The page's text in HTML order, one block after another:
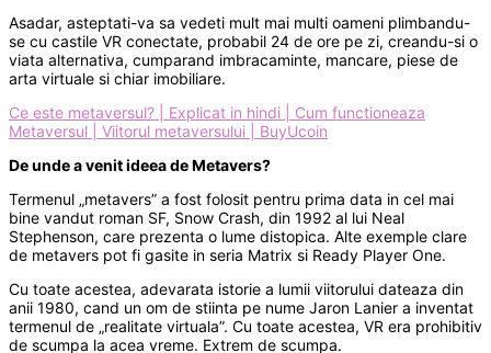
Asadar, asteptati-va sa vedeti mult mai multi oameni plimbandu-
se cu castile VR conectate, probabil 24 de ore pe zi, creandu-si o
viata alternativa, cumparand imbracaminte, mancare, piese de
arta virtuale si chiar imobiliare.
Ce este metaversul? | Explicat in hindi | Cum functioneaza
Metaversul | Viitorul metaversului | BuyUcoin
De unde a venit ideea de Metavers?
Termenul „metavers” a fost folosit pentru prima data in cel mai
bine vandut roman SF, Snow Crash, din 1992 al lui Neal
Stephenson, care prezenta o lume distopica. Alte exemple clare
de metavers pot fi gasite in seria Matrix si Ready Player One.
Cu toate acestea, adevarata istorie a lumii viitorului dateaza din
anii 1980, cand un om de stiinta pe nume Jaron Lanier a inventat
termenul de „realitate virtuala”. Cu toate acestea, VR era prohibitiv
de scumpa la acea vreme. Extrem de scumpa.